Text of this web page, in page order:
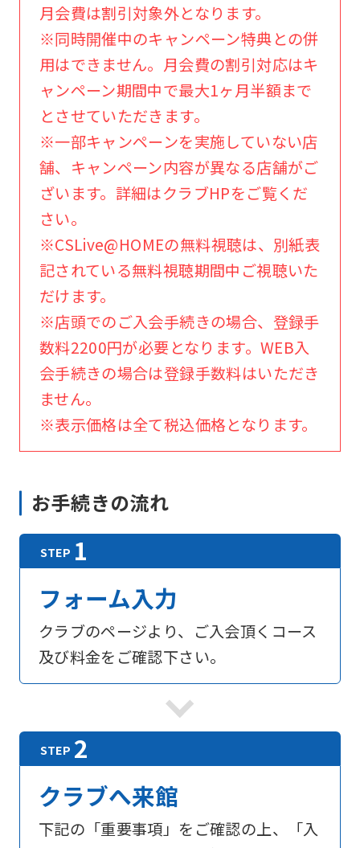
月会費は割引対象外となります。
※同時開催中のキャンペーン特典との併
用はできません。月会費の割引対応はキ
ャンペーン期間中で最大1ヶ月半額まで
とさせていただきます。
※一部キャンペーンを実施していない店
舗、キャンペーン内容が異なる店舗がご
ざいます。詳細はクラブHPをご覧くだ
さい。
※CSLive@HOMEの無料視聴は、別紙表
記されている無料視聴期間中ご視聴いた
だけます。
※店頭でのご入会手続きの場合、登録手
数料2200円が必要となります。WEB入
会手続きの場合は登録手数料はいただき
ません。
※表示価格は全て税込価格となります。
お手続きの流れ
フォーム入力
クラブのページより、ご入会頂くコース
及び料金をご確認下さい。
クラブへ来館
下記の「重要事項」をご確認の上、「入
For
foreigners
Central
Sports
official
website
automatically
translated
English.
Click
the
below
(start
to
top
page.
However,
if
you
use
translation